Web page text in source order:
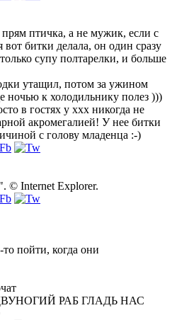
птичка, а не мужик, если с
битки делала, он один сразу
супу полтарелки, и больше
утащил, потом за ужином
ночью к холодильнику полез )))
в гостях у xxx никогда не
акромегалией! У нее битки
с голову младенца :-)
© Internet Explorer.
то пойти, когда они
РАБ ГЛАДЬ НАС